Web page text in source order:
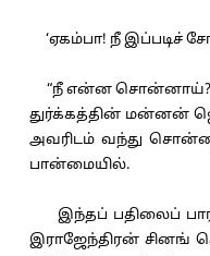
‘ஏகம்பா! நீ இப்படிச்
“நீ என்ன சொன்னாய்?
துர்க்கத்தின் மன்னன்
அவரிடம் வந்து
பான்மையில்.
இந்தப் பதிலைப்
இராஜேந்திரன் சினங்